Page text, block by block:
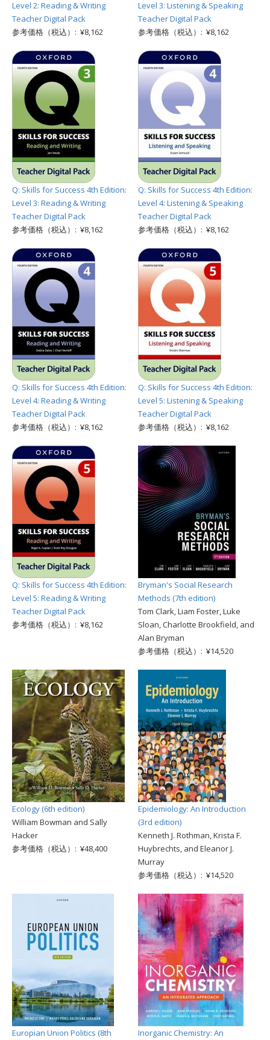
Level 2: Reading & Writing
Teacher Digital Pack
参考価格（税込）: ¥8,162
Level 3: Listening & Speaking
Teacher Digital Pack
参考価格（税込）: ¥8,162
Q: Skills for Success 4th Edition:
Level 3: Reading & Writing
Teacher Digital Pack
参考価格（税込）: ¥8,162
Q: Skills for Success 4th Edition:
Level 4: Listening & Speaking
Teacher Digital Pack
参考価格（税込）: ¥8,162
Q: Skills for Success 4th Edition:
Level 4: Reading & Writing
Teacher Digital Pack
参考価格（税込）: ¥8,162
Q: Skills for Success 4th Edition:
Level 5: Listening & Speaking
Teacher Digital Pack
参考価格（税込）: ¥8,162
Q: Skills for Success 4th Edition:
Level 5: Reading & Writing
Teacher Digital Pack
参考価格（税込）: ¥8,162
Bryman's Social Research
Methods (7th edition)
Tom Clark, Liam Foster, Luke
Sloan, Charlotte Brookfield, and
Alan Bryman
参考価格（税込）: ¥14,520
Ecology (6th edition)
William Bowman and Sally
Hacker
参考価格（税込）: ¥48,400
Epidemiology: An Introduction
(3rd edition)
Kenneth J. Rothman, Krista F.
Huybrechts, and Eleanor J.
Murray
参考価格（税込）: ¥14,520
Europian Union Politics (8th
Inorganic Chemistry: An